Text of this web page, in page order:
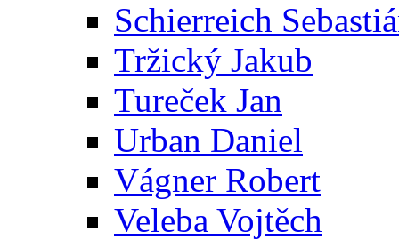
Schierreich
Tržický Jakub
Tureček Jan
Urban Daniel
Vágner Robert
Veleba Vojtěch